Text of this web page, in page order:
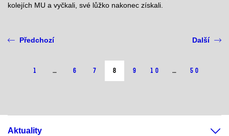
kolejích MU a vyčkali, své lůžko nakonec získali.
Předchozí
1 … 6 7 8 9 10 … 50
Další
Aktuality